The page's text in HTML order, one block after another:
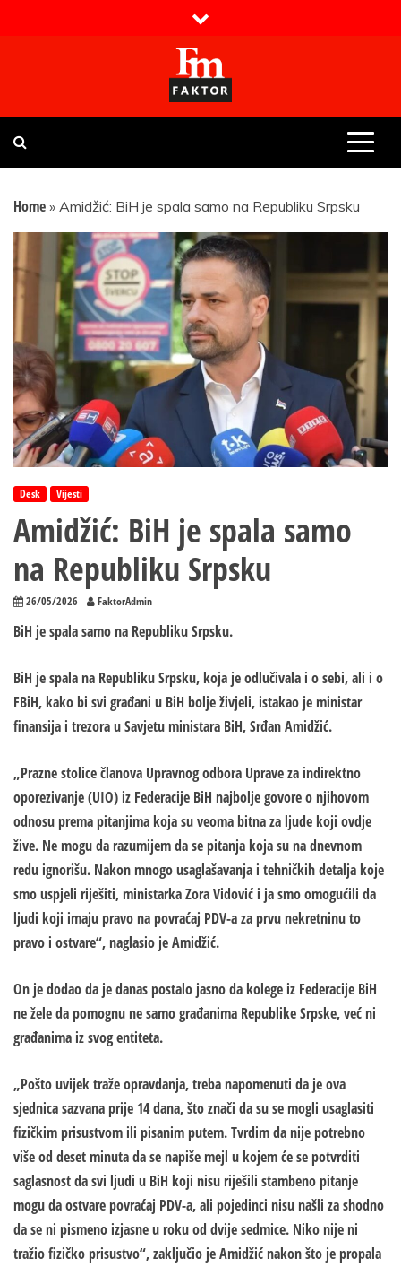
Faktor magazin
Uvijek presudan
Home » Amidžić: BiH je spala samo na Republiku Srpsku
Desk Vijesti
Amidžić: BiH je spala samo
na Republiku Srpsku
26/05/2026 FaktorAdmin
BiH je spala samo na Republiku Srpsku.
BiH je spala na Republiku Srpsku, koja je odlučivala i o sebi, ali i o
FBiH, kako bi svi građani u BiH bolje živjeli, istakao je ministar
finansija i trezora u Savjetu ministara BiH, Srđan Amidžić.
„Prazne stolice članova Upravnog odbora Uprave za indirektno
oporezivanje (UIO) iz Federacije BiH najbolje govore o njihovom
odnosu prema pitanjima koja su veoma bitna za ljude koji ovdje
žive. Ne mogu da razumijem da se pitanja koja su na dnevnom
redu ignorišu. Nakon mnogo usaglašavanja i tehničkih detalja koje
smo uspjeli riješiti, ministarka Zora Vidović i ja smo omogućili da
ljudi koji imaju pravo na povraćaj PDV-a za prvu nekretninu to
pravo i ostvare“, naglasio je Amidžić.
On je dodao da je danas postalo jasno da kolege iz Federacije BiH
ne žele da pomognu ne samo građanima Republike Srpske, već ni
građanima iz svog entiteta.
„Pošto uvijek traže opravdanja, treba napomenuti da je ova
sjednica sazvana prije 14 dana, što znači da su se mogli usaglasiti
fizičkim prisustvom ili pisanim putem. Tvrdim da nije potrebno
više od deset minuta da se napiše mejl u kojem će se potvrditi
saglasnost da svi ljudi u BiH koji nisu riješili stambeno pitanje
mogu da ostvare povraćaj PDV-a, ali pojedinci nisu našli za shodno
da se ni pismeno izjasne u roku od dvije sedmice. Niko nije ni
tražio fizičko prisustvo“, zaključio je Amidžić nakon što je propala